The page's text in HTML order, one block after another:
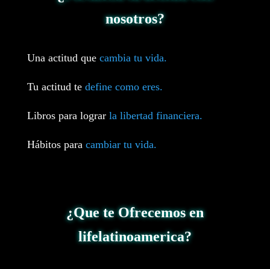
nosotros?
Una actitud que cambia tu vida.
Tu actitud te define como eres.
Libros para lograr la libertad financiera.
Hábitos para cambiar tu vida.
¿Que te Ofrecemos en
lifelatinoamerica?